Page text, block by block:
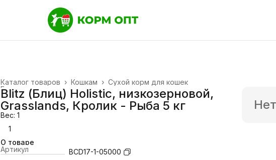
Сухой корм для кошек
Кошкам ›
Каталог товаров ›
Главная
›
Blitz (Блиц) Holistic, низкозерновой,
Grasslands, Кролик - Рыба 5 кг
Вес: 1
1
О товаре
Артикул
BCD17-1-05000